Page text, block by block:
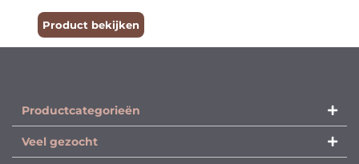
Product bekijken
Productcategorieën​
Veel gezocht